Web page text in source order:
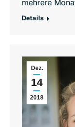
mehrere
Details
Dez.
14
2018